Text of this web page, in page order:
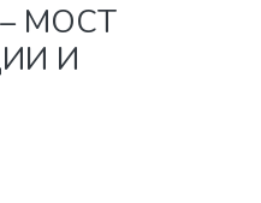
МОСТ
И